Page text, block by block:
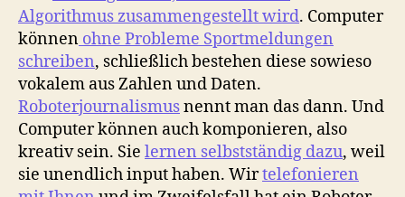
Algorithmus zusammengestellt wird. Computer
können ohne Probleme Sportmeldungen
schreiben, schließlich bestehen diese sowieso
vokalem aus Zahlen und Daten.
Roboterjournalismusnennt man das dann. Und
Computer können auch komponieren, also
kreativ sein. Sie lernen selbstständig dazu, weil
sie unendlich input haben. Wirtelefonieren